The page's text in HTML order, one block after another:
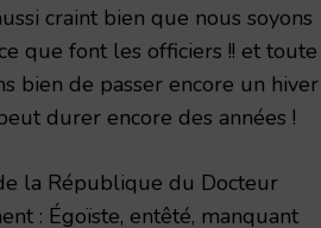
craint bien que nous soyons
que font les officiers !! et toute
bien de passer encore un hiver
durer encore des années !
la République du Docteur
: Égoïste, entêté, manquant